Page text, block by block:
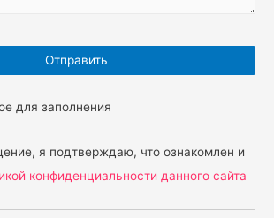
для заполнения
я подтверждаю, что ознакомлен и
конфиденциальности данного сайта